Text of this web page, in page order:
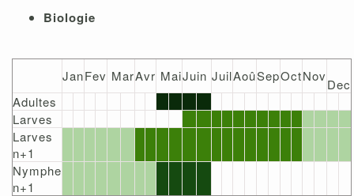
Biologie
JanFev MarAvr MaiJuin JuilAoûSepOctNov
Dec
Adultes
Larves
Larves
n+1
Nymphe
n+1